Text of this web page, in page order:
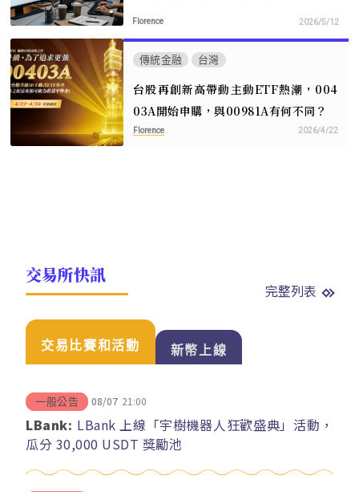
Florence 2026/5/12
傳統金融 台灣
台股再創新高帶動主動ETF熱潮，004
03A開始申購，與00981A有何不同？
Florence 2026/4/22
交易所快訊
完整列表
交易比賽和活動 新幣上線
一般公告 08/07 21:00
LBank: LBank 上線「宇樹機器人狂歡盛典」活動，
瓜分 30,000 USDT 獎勵池